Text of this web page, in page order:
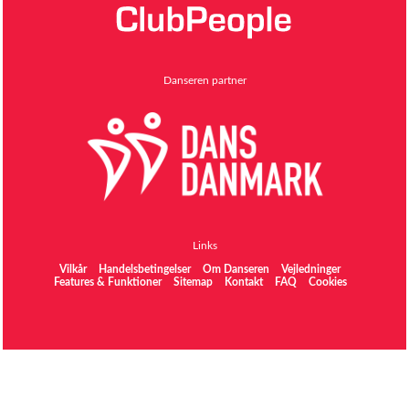
Danseren partner
Links
Vilkår Handelsbetingelser Om Danseren
Vejledninger
Features & Funktioner
Sitemap Kontakt FAQ Cookies